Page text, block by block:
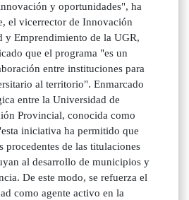
y oportunidades", ha
el vicerrector de Innovación
y Emprendimiento de la UGR,
que el programa "es un
entre instituciones para
al territorio". Enmarcado
entre la Universidad de
Provincial, conocida como
iniciativa ha permitido que
procedentes de las titulaciones
al desarrollo de municipios y
De este modo, se refuerza el
como agente activo en la